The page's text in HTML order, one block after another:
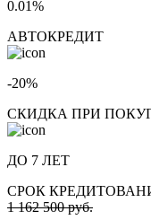
0.01%
АВТОКРЕДИТ
-20%
СКИДКА ПРИ
ДО 7 ЛЕТ
СРОК
1 162 500 руб.